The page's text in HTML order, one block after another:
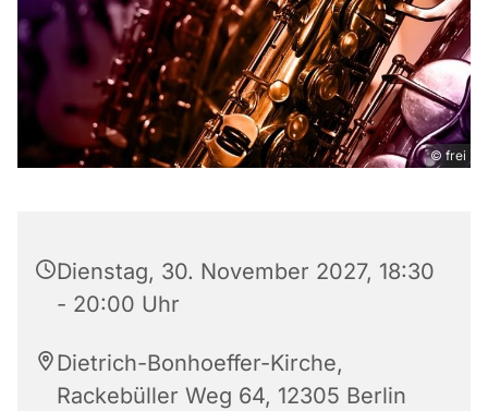
© frei
Dienstag, 30. November 2027, 18:30
- 20:00 Uhr
Dietrich-Bonhoeffer-Kirche,
Rackebüller Weg 64, 12305 Berlin